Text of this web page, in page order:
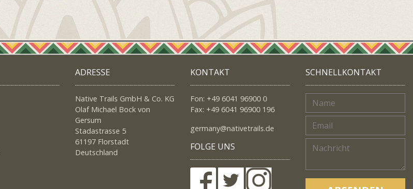
ADRESSE
Native Trails GmbH & Co. KG
Olaf Michael Bock von
Gersum
Stadastrasse 5
61197 Florstadt
Deutschland
KONTAKT
Fon: +49 6041 96900 0
Fax: +49 6041 96900 196
germany@nativetrails.de
FOLGE UNS
SCHNELLKONTAKT